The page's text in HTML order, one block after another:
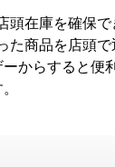
頭在庫を確保
た商品を店頭
からすると便